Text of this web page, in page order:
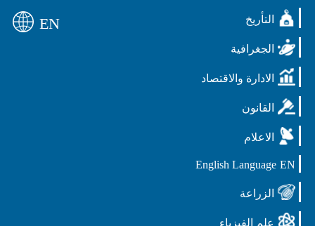
التأريخ
الجغرافية
الادارة والاقتصاد
القانون
الاعلام
EN
English Language
الزراعة
علم الفيزياء
EN